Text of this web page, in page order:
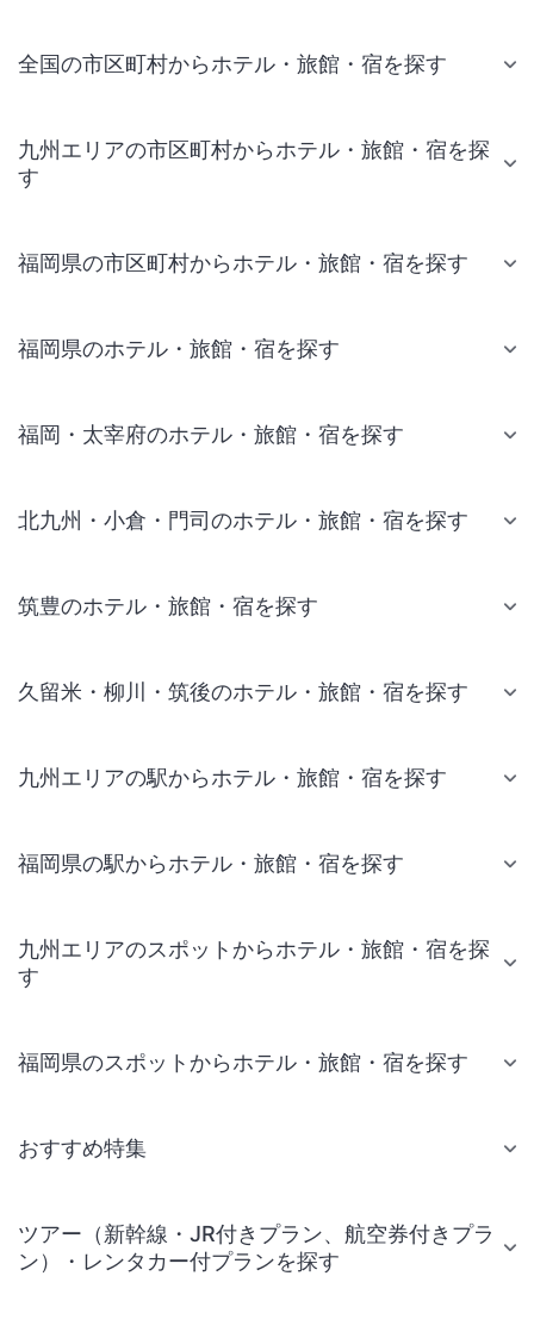
全国の市区町村からホテル・旅館・宿を探す
九州エリアの市区町村からホテル・旅館・宿を探
す
福岡県の市区町村からホテル・旅館・宿を探す
福岡県のホテル・旅館・宿を探す
福岡・太宰府のホテル・旅館・宿を探す
北九州・小倉・門司のホテル・旅館・宿を探す
筑豊のホテル・旅館・宿を探す
久留米・柳川・筑後のホテル・旅館・宿を探す
九州エリアの駅からホテル・旅館・宿を探す
福岡県の駅からホテル・旅館・宿を探す
九州エリアのスポットからホテル・旅館・宿を探
す
福岡県のスポットからホテル・旅館・宿を探す
おすすめ特集
ツアー（新幹線・JR付きプラン、航空券付きプラ
ン）・レンタカー付プランを探す